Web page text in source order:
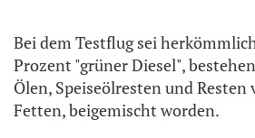
Bei dem Testflug sei
Prozent "grüner Diesel",
Ölen, Speiseölresten und
Fetten, beigemischt worden.